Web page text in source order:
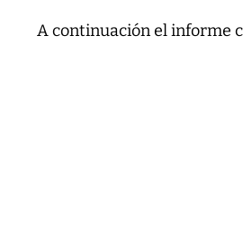
A continuación el informe